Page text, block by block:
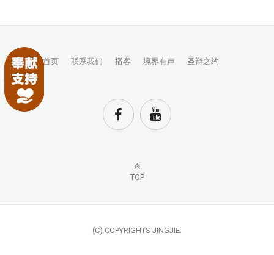
首页 联系我们 播客 境界有声 圣辩之约
TOP
(C) COPYRIGHTS JINGJIE.